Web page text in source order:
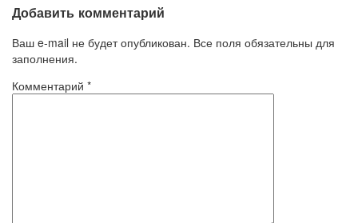
Добавить комментарий
Ваш e-mail не будет опубликован. Все поля обязательны для
заполнения.
Комментарий *